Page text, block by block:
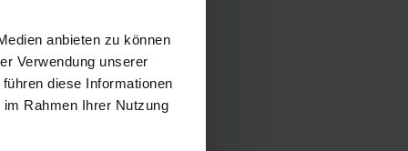
anbieten zu können
Verwendung unserer
diese Informationen
Rahmen Ihrer Nutzung
Ihrer